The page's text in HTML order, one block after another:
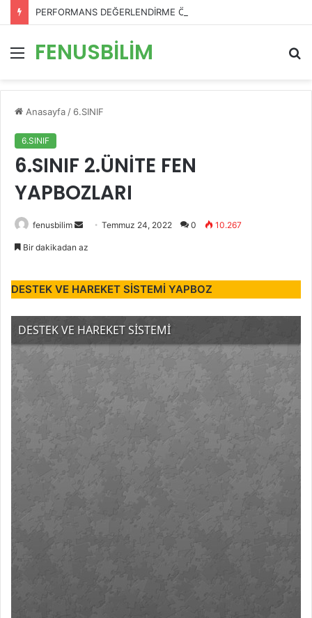
PERFORMANS DEĞERLENDİRME ÖLÇEKLERİ
Menü
FENUSBİLİM
...
Anasayfa / 6.SINIF
6.SINIF
6.SINIF 2.ÜNİTE FEN
YAPBOZLARI
fenusbilim
Bir
Temmuz 24, 2022 0 10.267
Bir dakikadan az
DESTEK VE HAREKET SİSTEMİ YAPBOZ